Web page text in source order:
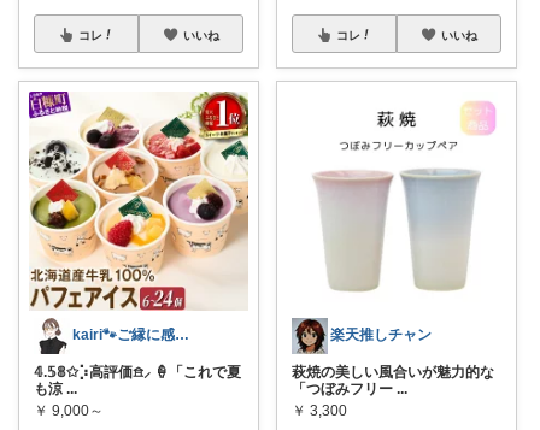
コレ いいね
kairi🐾ご縁に感謝𓍯‍
𝟜.𝟝𝟠✩⡱高評価𖠿⸝ 🍦「これで夏
も涼 ...
￥ 9,000～
コレ いいね
楽天推しチャン
萩焼の美しい風合いが魅力的な
「つぼみフリー ...
￥ 3,300